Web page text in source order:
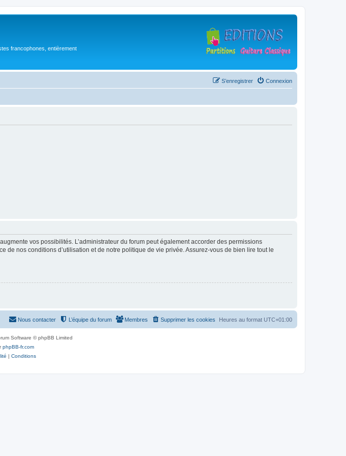
francophones, entièrement
Connexion
S’enregistrer
vos possibilités. L’administrateur du forum peut également accorder des permissions
de nos conditions d’utilisation et de notre politique de vie privée. Assurez-vous de bien lire tout le
Heures au format UTC+01:00
Supprimer les cookies
Membres
L’équipe du forum
Nous contacter
Software © phpBB Limited
phpBB-fr.com
| Conditions